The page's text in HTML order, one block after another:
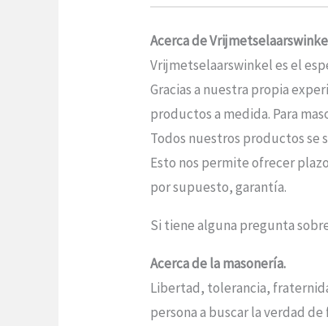
Acerca de
Vrijmetselaarswinkel es el
Gracias a nuestra propia
productos a medida. Para
Todos nuestros productos se
Esto nos permite ofrecer
por supuesto, garantía.
Si tiene alguna pregunta
Acerca de la masonería.
Libertad, tolerancia,
persona a buscar la verdad